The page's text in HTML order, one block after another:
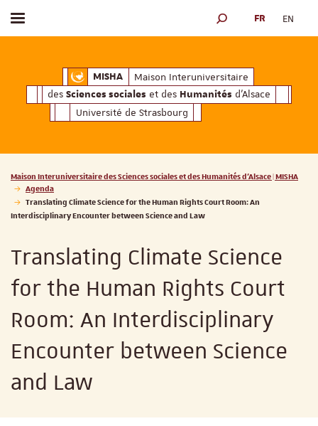
MISHAMaison Interuniversitaire des
Maison Interuniversitaire
des Sciences sociales et des Humanités d'Alsace
Université de Strasbourg
Afficher / masquer le menu MOTEUR DE
FR EN
Vous êtes ici :
Maison Interuniversitaire des Sciences sociales et des Humanités d'Alsace | MISHA
Agenda
Translating Climate Science for the Human Rights Court Room: An
Interdisciplinary Encounter between Science and Law
Translating Climate Science
for the Human Rights Court
Room: An Interdisciplinary
Encounter between Science
and Law